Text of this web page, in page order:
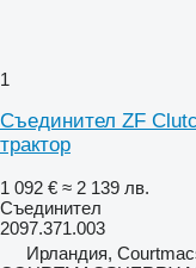
1
Съединител ZF
трактор
1 092 € ≈ 2 139 лв.
Съединител
2097.371.003
Ирландия,